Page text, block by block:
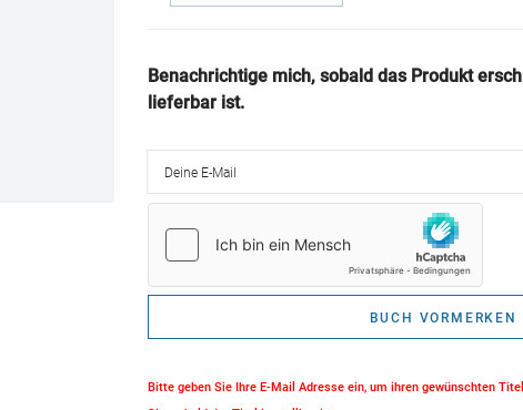
Benachrichtige mich, sobald das Produkt
lieferbar ist.
BUCH VORMERKEN
Bitte geben Sie Ihre E-Mail Adresse ein, um ihren gewünschten